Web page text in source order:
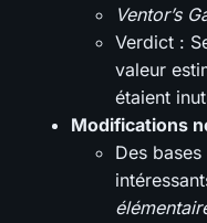
Ventor’s
Verdict :
valeur
étaient
Modifications
Des